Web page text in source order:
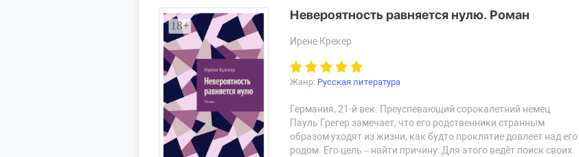
Невероятность равняется нулю. Роман
Ирене Крекер
Жанр: Русская литература
Германия, 21-й век. Преуспевающий сорокалетний немец
Пауль Грегер замечает, что его родственники странным
образом уходят из жизни, как будто проклятие довлеет над его
родом. Его цель – найти причину. Для этого ведёт поиск своих